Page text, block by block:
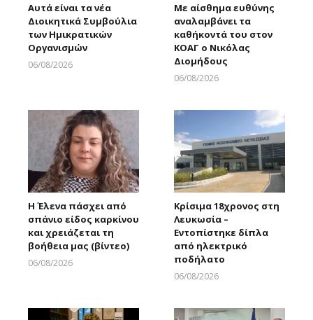
Αυτά είναι τα νέα
Διοικητικά Συμβούλια
των Ημικρατικών
Οργανισμών
06/08/2026
Με αίσθημα ευθύνης
αναλαμβάνει τα
καθήκοντά του στον
ΚΟΑΓ ο Νικόλας
Διομήδους
06/08/2026
Η Έλενα πάσχει από
σπάνιο είδος καρκίνου
και χρειάζεται τη
βοήθεια μας (βίντεο)
06/08/2026
Κρίσιμα 18χρονος στη
Λευκωσία –
Εντοπίστηκε δίπλα
από ηλεκτρικό
ποδήλατο
06/08/2026